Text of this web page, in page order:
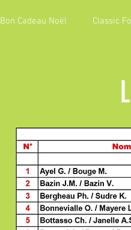
Bon Cadeau Noël Classic